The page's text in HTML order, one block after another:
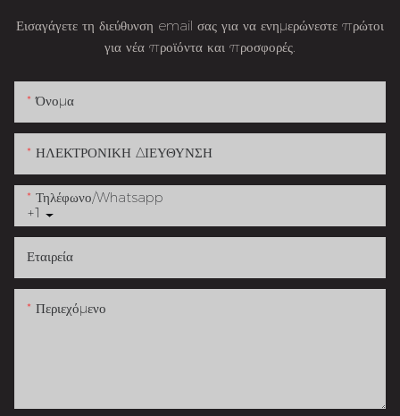
Εισαγάγετε τη διεύθυνση email σας για να ενημερώνεστε πρώτοι
για νέα προϊόντα και προσφορές.
Όνομα
ΗΛΕΚΤΡΟΝΙΚΗ ΔΙΕΥΘΥΝΣΗ
+1
Τηλέφωνο/whatsapp
Εταιρεία
Περιεχόμενο